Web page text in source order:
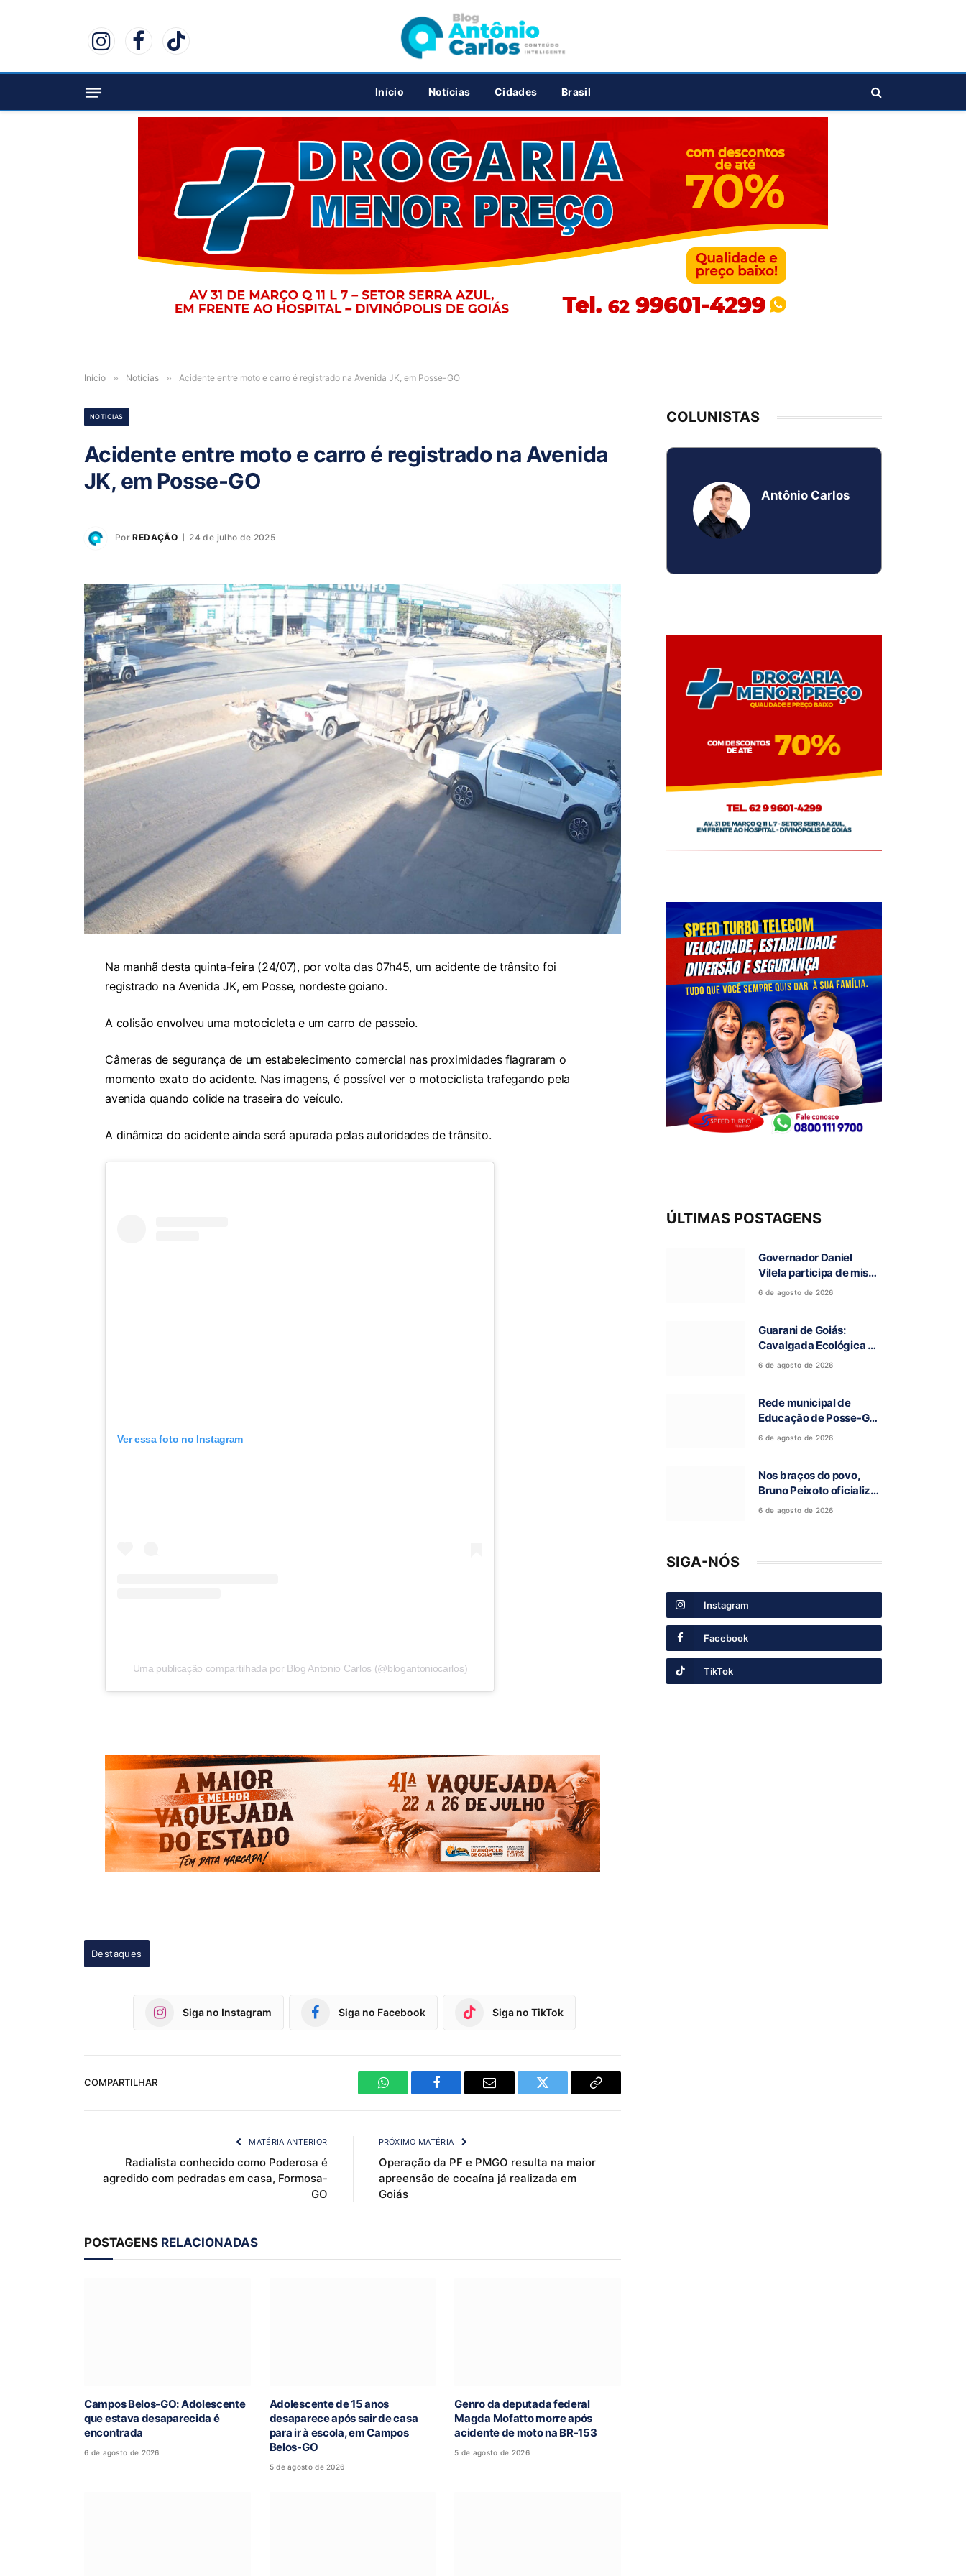
InstagramFacebookTikTok
Início Notícias Cidades Brasil
PUBLICIDADE
Início » Notícias » Acidente entre moto e carro é registrado na Avenida JK, em Posse-GO
NOTÍCIAS
Acidente entre moto e carro é registrado na Avenida
JK, em Posse-GO
Por REDAÇÃO 24 de julho de 2025
Na manhã desta quinta-feira (24/07), por volta das 07h45, um acidente de trânsito foi
registrado na Avenida JK, em Posse, nordeste goiano.
A colisão envolveu uma motocicleta e um carro de passeio.
Câmeras de segurança de um estabelecimento comercial nas proximidades flagraram o
momento exato do acidente. Nas imagens, é possível ver o motociclista trafegando pela
avenida quando colide na traseira do veículo.
A dinâmica do acidente ainda será apurada pelas autoridades de trânsito.
Ver essa foto no Instagram
Uma publicação compartilhada por Blog Antonio Carlos (@blogantoniocarlos)
Destaques
Siga no Instagram Siga no Facebook Siga no TikTok
COMPARTILHAR
WhatsAppFacebook Email Twitter
Copy
MATÉRIA ANTERIOR
Radialista conhecido como Poderosa é
agredido com pedradas em casa, Formosa-
GO
PRÓXIMO MATÉRIA
Operação da PF e PMGO resulta na maior
apreensão de cocaína já realizada em
Goiás
POSTAGENS RELACIONADAS
Campos Belos-GO: Adolescente
que estava desaparecida é
encontrada
6 de agosto de 2026
Adolescente de 15 anos
desaparece após sair de casa
para ir à escola, em Campos
Belos-GO
5 de agosto de 2026
Genro da deputada federal
Magda Mofatto morre após
acidente de moto na BR-153
5 de agosto de 2026
COLUNISTAS
Antônio Carlos
ÚLTIMAS POSTAGENS
Governador Daniel
Vilela participa de missa
e visita caverna durante
Ronca
6 de agosto de 2026
Guarani de Goiás:
Cavalgada Ecológica da
Fé reúne grande público
6 de agosto de 2026
Rede municipal de
Educação de Posse-GO
atinge resultado
6 de agosto de 2026
Nos braços do povo,
Bruno Peixoto oficializa
candidatura a deputado
6 de agosto de 2026
SIGA-NÓS
Instagram
Facebook
TikTok